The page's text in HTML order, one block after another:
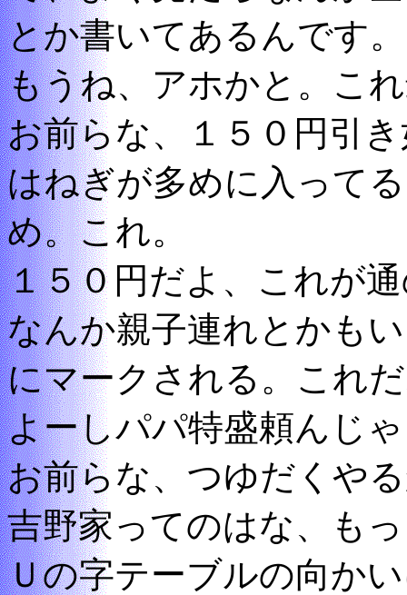
とか書いてあるんです。
もうね、アホかと。こ
お前らな、１５０円引
はねぎが多めに入って
め。これ。
１５０円だよ、これが
なんか親子連れとかも
にマークされる。これ
よーしパパ特盛頼んじ
お前らな、つゆだくや
吉野家ってのはな、も
Ｕの字テーブルの向か